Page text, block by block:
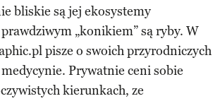
bliskie są jej ekosystemy
„konikiem” są ryby. W
pisze o swoich przyrodniczych
Prywatnie ceni sobie
kierunkach, ze